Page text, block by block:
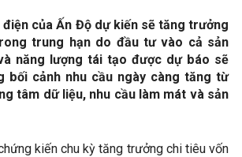
của Ấn Độ dự kiến sẽ tăng trưởng
trung hạn do đầu tư vào cả sản
năng lượng tái tạo được dự báo sẽ
bối cảnh nhu cầu ngày càng tăng từ
tâm dữ liệu, nhu cầu làm mát và sản
kiến chu kỳ tăng trưởng chi tiêu vốn